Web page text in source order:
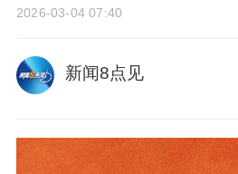
2026-03-04 07:40
新闻8点见